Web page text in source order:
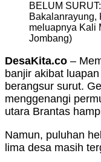
BELUM
Bakalanrayung,
meluapnya Kali
Jombang)
DesaKita.co –
banjir akibat
berangsur surut.
menggenangi
utara Brantas
Namun, puluhan
lima desa masih